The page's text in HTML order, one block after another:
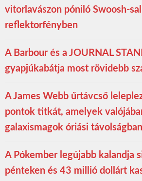
vitorlavászon póniló Swoosh-
reflektorfényben
A Barbour és a JOURNAL
gyapjúkabátja most rövidebb
A James Webb űrtávcső
pontok titkát, amelyek
galaxismagok óriási távolságban
A Pókember legújabb kalandja
pénteken és 43 millió dollárt